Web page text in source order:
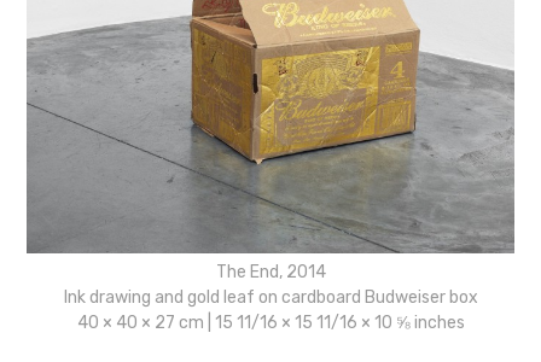
The End, 2014
Ink drawing and gold leaf on cardboard Budweiser box
40 × 40 × 27 cm | 15 11/16 × 15 11/16 × 10 ⅝ inches